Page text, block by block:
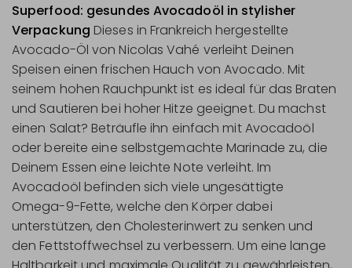
Superfood: gesundes Avocadoöl in stylisher
Verpackung Dieses in Frankreich hergestellte
Avocado-Öl von Nicolas Vahé verleiht Deinen
Speisen einen frischen Hauch von Avocado. Mit
seinem hohen Rauchpunkt ist es ideal für das Braten
und Sautieren bei hoher Hitze geeignet. Du machst
einen Salat? Beträufle ihn einfach mit Avocadoöl
oder bereite eine selbstgemachte Marinade zu, die
Deinem Essen eine leichte Note verleiht. Im
Avocadoöl befinden sich viele ungesättigte
Omega-9-Fette, welche den Körper dabei
unterstützen, den Cholesterinwert zu senken und
den Fettstoffwechsel zu verbessern. Um eine lange